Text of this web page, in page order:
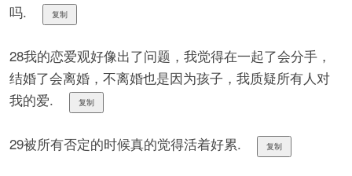
吗.
复制
28我的恋爱观好像出了问题，我觉得在一起了会分手，
结婚了会离婚，不离婚也是因为孩子，我质疑所有人对
我的爱.
复制
29被所有否定的时候真的觉得活着好累. 复制